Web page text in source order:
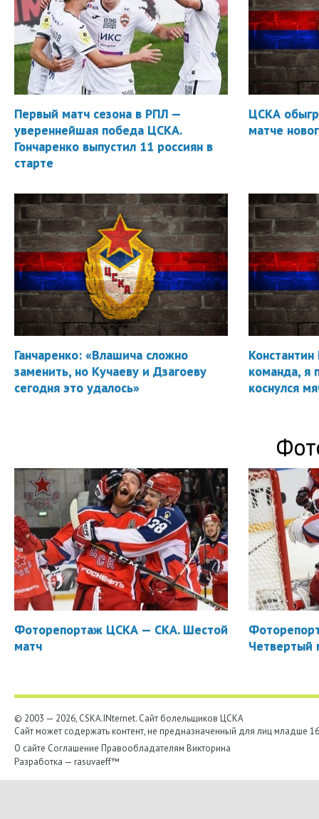
Первый матч сезона в РПЛ —
увереннейшая победа ЦСКА.
Гончаренко выпустил 11 россиян в
старте
ЦСКА
матче
Ганчаренко: «Влашича сложно
заменить, но Кучаеву и Дзагоеву
сегодня это удалось»
Константин
команда, я
коснулся
Фоторепортаж ЦСКА — СКА. Шестой
матч
Четвертый
© 2003 — 2026, CSKA.INternet. Cайт болельщиков ЦСКА
Сайт может содержать контент, не предназначенный для лиц младше
О сайте Соглашение Правообладателям Викторина
Разработка — rasuvaeff™